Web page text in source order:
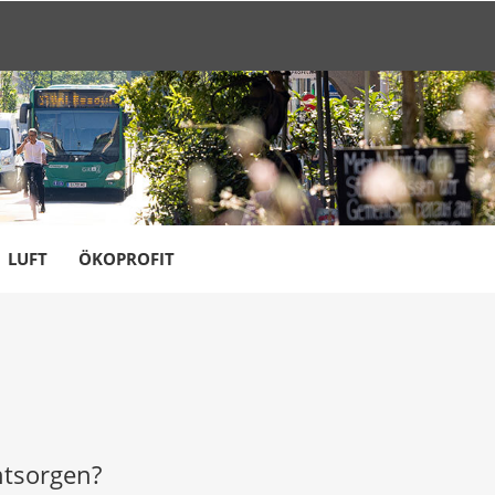
LUFT ÖKOPROFIT